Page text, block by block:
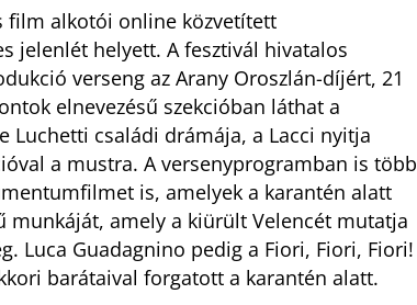
film alkotói online közvetített
jelenlét helyett. A fesztivál hivatalos
verseng az Arany Oroszlán-díjért, 21
elnevezésű szekcióban láthat a
Luchetti családi drámája, a Lacci nyitja
a mustra. A versenyprogramban is több
is, amelyek a karantén alatt
munkáját, amely a kiürült Velencét mutatja
Luca Guadagnino pedig a Fiori, Fiori, Fiori!
barátaival forgatott a karantén alatt.